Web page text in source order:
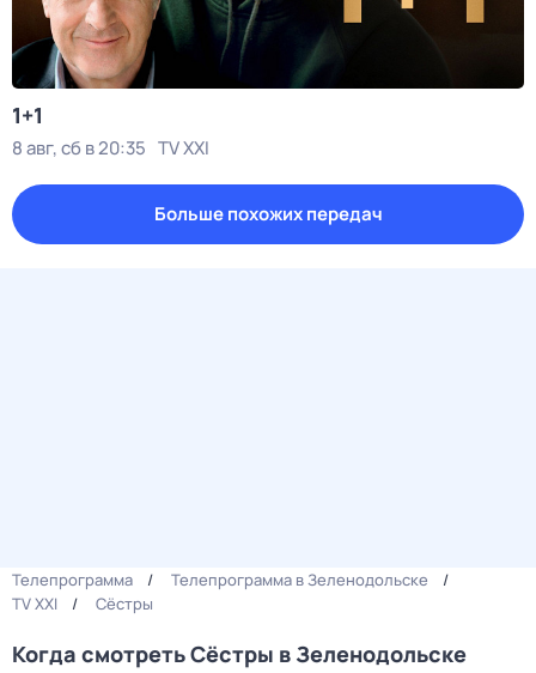
1+1
8 авг, сб в 20:35 TV XXI
Больше похожих передач
Телепрограмма
Телепрограмма в Зеленодольске
TV XXI
Сёстры
Когда смотреть Сёстры в Зеленодольске